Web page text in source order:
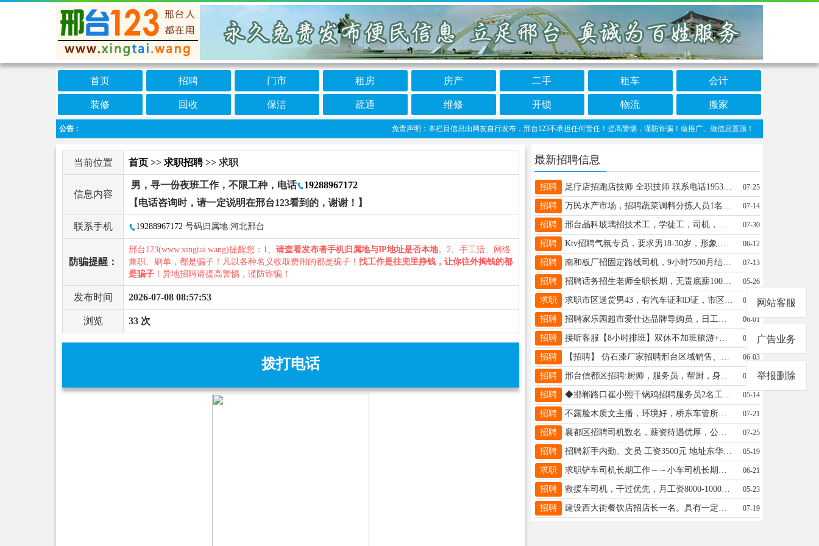
首页 招聘 门市 租房 房产 二手 租车 会计
装修 回收 保洁 疏通 维修 开锁 物流 搬家
公告： 免责声明：本栏目信息由网友自行发布，邢台123不承担任何责任！提高警惕，谨防诈骗！做推广、做信息置顶！请加邢台123客服微信：
当前位置 首页 >> 求职招聘>> 求职
信息内容
男，寻一份夜班工作，不限工种，电话
19288967172
【电话咨询时，请一定说明在邢台123看到的，谢谢！】
联系手机 19288967172 号码归属地:河北邢台
防骗提醒：
邢台123(www.xingtai.wang)提醒您：1、 请查看发布者手机归属地与IP地址是否本地。2、手工活、网络
兼职、刷单，都是骗子！凡以各种名义收取费用的都是骗子！ 找工作是往兜里挣钱，让你往外掏钱的都
是骗子 ！异地招聘请提高警惕，谨防诈骗！
发布时间 2026-07-08 08:57:53
浏览 33 次
拨打电话
最新招聘信息
招聘 足疗店招跑店技师 全职技师 联系电话19532295828 07-25
招聘 万民水产市场，招聘蔬菜调料分拣人员1名，男女不限，下午6-10点左右，保底1500/月，电话:15613959356 07-14
招聘 邢台晶科玻璃招技术工，学徒工，司机，工资面议，地址东华路与邢任公路交叉口西行600米， 电话15612976060 07-30
招聘 Ktv招聘气氛专员，要求男18-30岁，形象好气质佳善社交。日薪保底100。月薪9000➕祥询13653330034同v 06-12
招聘 南和板厂招固定路线司机，9小时7500月结，不用动手，要求必需准时15100931888 07-13
招聘 招聘话务招生老师全职长期，无责底薪100/天+提成+公休+季度奖，工作轻松，女士优先。咨询电话18931962965 05-26
求职 求职市区送货男43，有汽车证和D证，市区送货多年17732941238 07-09
招聘 招聘家乐园超市爱仕达品牌导购员，日工作8小时，月薪2200加提成，联系电话13932924702 06-01
招聘 接听客服【8小时排班】双休不加班旅游+生活服务【团购核销】！有住宿，薪资3k-5k，面试：17692926276 05-15
招聘 【招聘】 仿石漆厂家招聘邢台区域销售、业务，底薪加提成、油补、日补，自带交通工具，45岁以下，13932948044 06-03
招聘 邢台信都区招聘:厨师，服务员，帮厨，身体健康.工作简单稳定，工资月结。18931948560 06-20
招聘 ◆邯郸路口崔小熙干锅鸡招聘服务员2名工资2800—-3500加提,联系电话☎️13021858887 05-14
招聘 不露脸木质文主播，环境好，桥东车管所附近。综合3k-10k为人正直，有上进心。17733966153 07-21
招聘 襄都区招聘司机数名，薪资待遇优厚，公休两天，18131980083 07-25
招聘 招聘新手内勤、文员 工资3500元 地址东华路路北小吕村南 28-40岁 15531993522 05-19
求职 求职铲车司机长期工作～～小车司机长期工作邢台本地18032969000 06-21
招聘 救援车司机，干过优先，月工资8000-10000 电话17363196556 05-23
招聘 建设西大街餐饮店招店长一名。具有一定的领导运营能力有责任心长期稳定优先。薪资面谈18131964895 07-19
网站客服
广告业务
举报删除